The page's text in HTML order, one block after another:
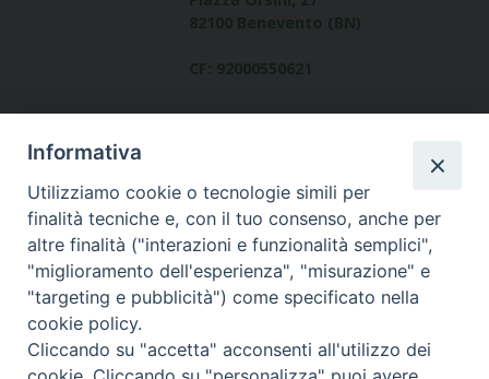
Dove siamo
contatti
Informativa
Utilizziamo cookie o tecnologie simili per
finalità tecniche e, con il tuo consenso, anche per
altre finalità ("interazioni e funzionalità semplici",
"miglioramento dell'esperienza", "misurazione" e
"targeting e pubblicità") come specificato nella
cookie policy.
Cliccando su "accetta" acconsenti all'utilizzo dei